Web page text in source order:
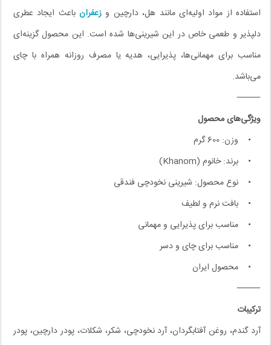
استفاده از مواد اولیه‌ای مانند هل، دارچین و زعفرانباعث ایجاد عطری
دلپذیر و طعمی خاص در این شیرینی‌ها شده است. این محصول گزینه‌ای
مناسب برای مهمانی‌ها، پذیرایی، هدیه یا مصرف روزانه همراه با چای
می‌باشد.
⸻
ویژگی‌های محصول
• وزن: 600 گرم
• برند: خانوم (Khanom)
• نوع محصول: شیرینی نخودچی فندقی
• بافت نرم و لطیف
• مناسب برای پذیرایی و مهمانی
• مناسب برای چای و دسر
• محصول ایران
⸻
ترکیبات
آرد گندم، روغن آفتابگردان، آرد نخودچی، شکر، شکلات، پودر دارچین، پودر